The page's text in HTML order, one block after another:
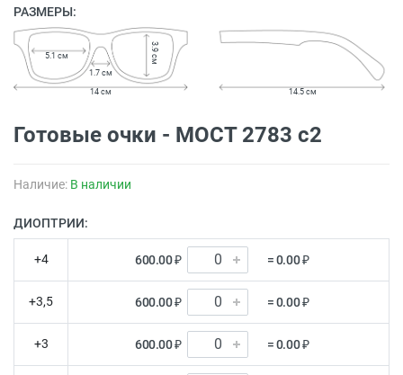
РАЗМЕРЫ:
1.7 см
5.1 см 3.9 см
14 см 14.5 см
Готовые очки - MOCТ 2783 с2
Наличие: В наличии
ДИОПТРИИ:
+4 600.00 ₽ = 0.00 ₽
+3,5 600.00 ₽ = 0.00 ₽
+3 600.00 ₽ = 0.00 ₽